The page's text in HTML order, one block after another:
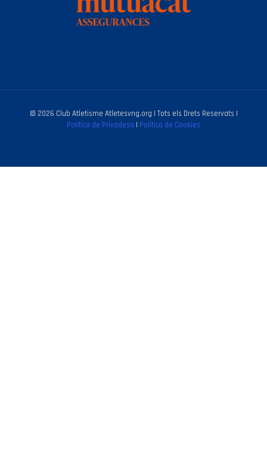
© 2026 Club Atletisme Atletesvng.org | Tots els Drets Reservats |
Política de Privadesa | Política de Cookies